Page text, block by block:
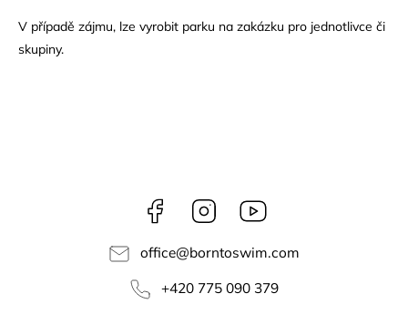
V případě zájmu, lze vyrobit parku na zakázku pro jednotlivce či
skupiny.
Facebook Instagram
office@borntoswim.com
+420 775 090 379